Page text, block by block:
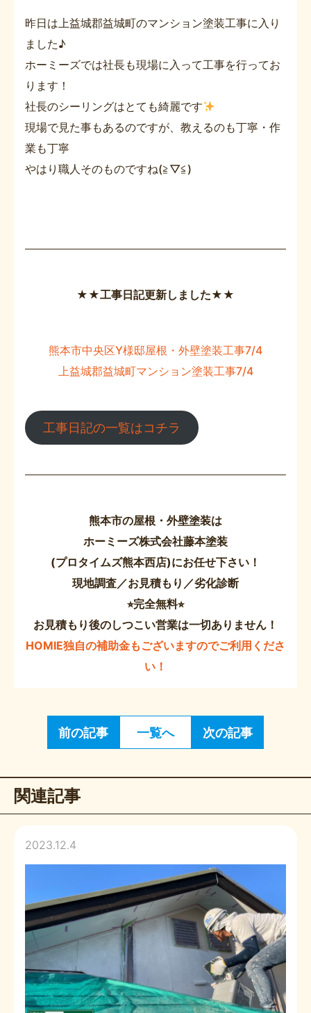
昨日は上益城郡益城町のマンション塗装工事に入り
ました♪
ホーミーズでは社長も現場に入って工事を行ってお
ります！
社長のシーリングはとても綺麗です
現場で見た事もあるのですが、教えるのも丁寧・作
業も丁寧
やはり職人そのものですね(≧▽≦)
★★工事日記更新しました★★
熊本市中央区Y様邸屋根・外壁塗装工事7/4
上益城郡益城町マンション塗装工事7/4
工事日記の一覧はコチラ
熊本市の屋根・外壁塗装は
ホーミーズ株式会社藤本塗装
(プロタイムズ熊本西店)にお任せ下さい！
現地調査／お見積もり／劣化診断
⭐︎完全無料⭐︎
お見積もり後のしつこい営業は一切ありません！
HOMIE独自の補助金もございますのでご利用くださ
い！
前の記事 一覧へ 次の記事
関連記事
2023.12.4